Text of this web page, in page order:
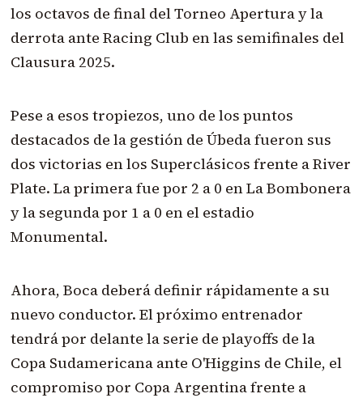
los octavos de final del Torneo Apertura y la
derrota ante Racing Club en las semifinales del
Clausura 2025.
Pese a esos tropiezos, uno de los puntos
destacados de la gestión de Úbeda fueron sus
dos victorias en los Superclásicos frente a River
Plate. La primera fue por 2 a 0 en La Bombonera
y la segunda por 1 a 0 en el estadio
Monumental.
Ahora, Boca deberá definir rápidamente a su
nuevo conductor. El próximo entrenador
tendrá por delante la serie de playoffs de la
Copa Sudamericana ante O'Higgins de Chile, el
compromiso por Copa Argentina frente a